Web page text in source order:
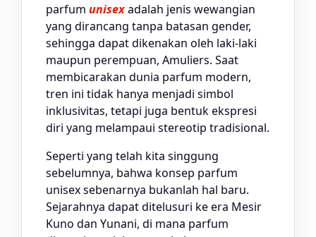
parfum unisexadalah jenis wewangian
yang dirancang tanpa batasan gender,
sehingga dapat dikenakan oleh laki-laki
maupun perempuan, Amuliers. Saat
membicarakan dunia parfum modern,
tren ini tidak hanya menjadi simbol
inklusivitas, tetapi juga bentuk ekspresi
diri yang melampaui stereotip tradisional.
Seperti yang telah kita singgung
sebelumnya, bahwa konsep parfum
unisex sebenarnya bukanlah hal baru.
Sejarahnya dapat ditelusuri ke era Mesir
Kuno dan Yunani, di mana parfum